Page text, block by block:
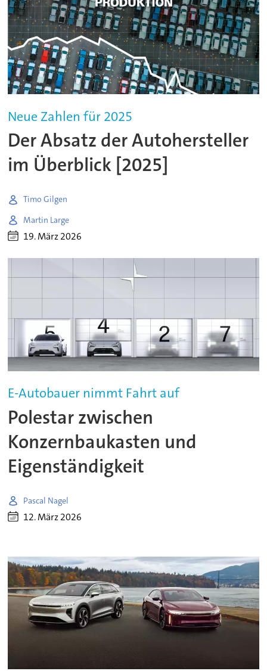
Neue Zahlen für 2025
Der Absatz der Autohersteller
im Überblick [2025]
Timo Gilgen
Martin Large
19. März 2026
E-Autobauer nimmt Fahrt auf
Polestar zwischen
Konzernbaukasten und
Eigenständigkeit
Pascal Nagel
12. März 2026